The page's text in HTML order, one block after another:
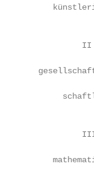
            II